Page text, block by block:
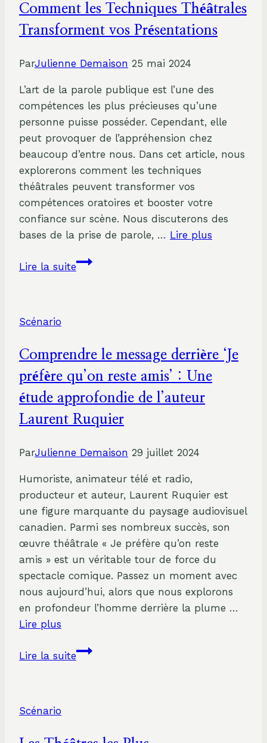
Comment les Techniques Théâtrales
Transforment vos Présentations
ParJulienne Demaison 25 mai 2024
L’art de la parole publique est l’une des
compétences les plus précieuses qu’une
personne puisse posséder. Cependant, elle
peut provoquer de l’appréhension chez
beaucoup d’entre nous. Dans cet article, nous
explorerons comment les techniques
théâtrales peuvent transformer vos
compétences oratoires et booster votre
confiance sur scène. Nous discuterons des
bases de la prise de parole, … Lire plus
Lire la suiteMaîtriser
:
Comment
Techniques
Théâtrales
vos
Scénario
Comprendre le message derrière ‘Je
préfère qu’on reste amis’ : Une
étude approfondie de l’auteur
Laurent Ruquier
ParJulienne Demaison 29 juillet 2024
Humoriste, animateur télé et radio,
producteur et auteur, Laurent Ruquier est
une figure marquante du paysage audiovisuel
canadien. Parmi ses nombreux succès, son
œuvre théâtrale « Je préfère qu’on reste
amis » est un véritable tour de force du
spectacle comique. Passez un moment avec
nous aujourd’hui, alors que nous explorons
en profondeur l’homme derrière la plume …
Lire plus
Lire la suiteComprendre
Scénario